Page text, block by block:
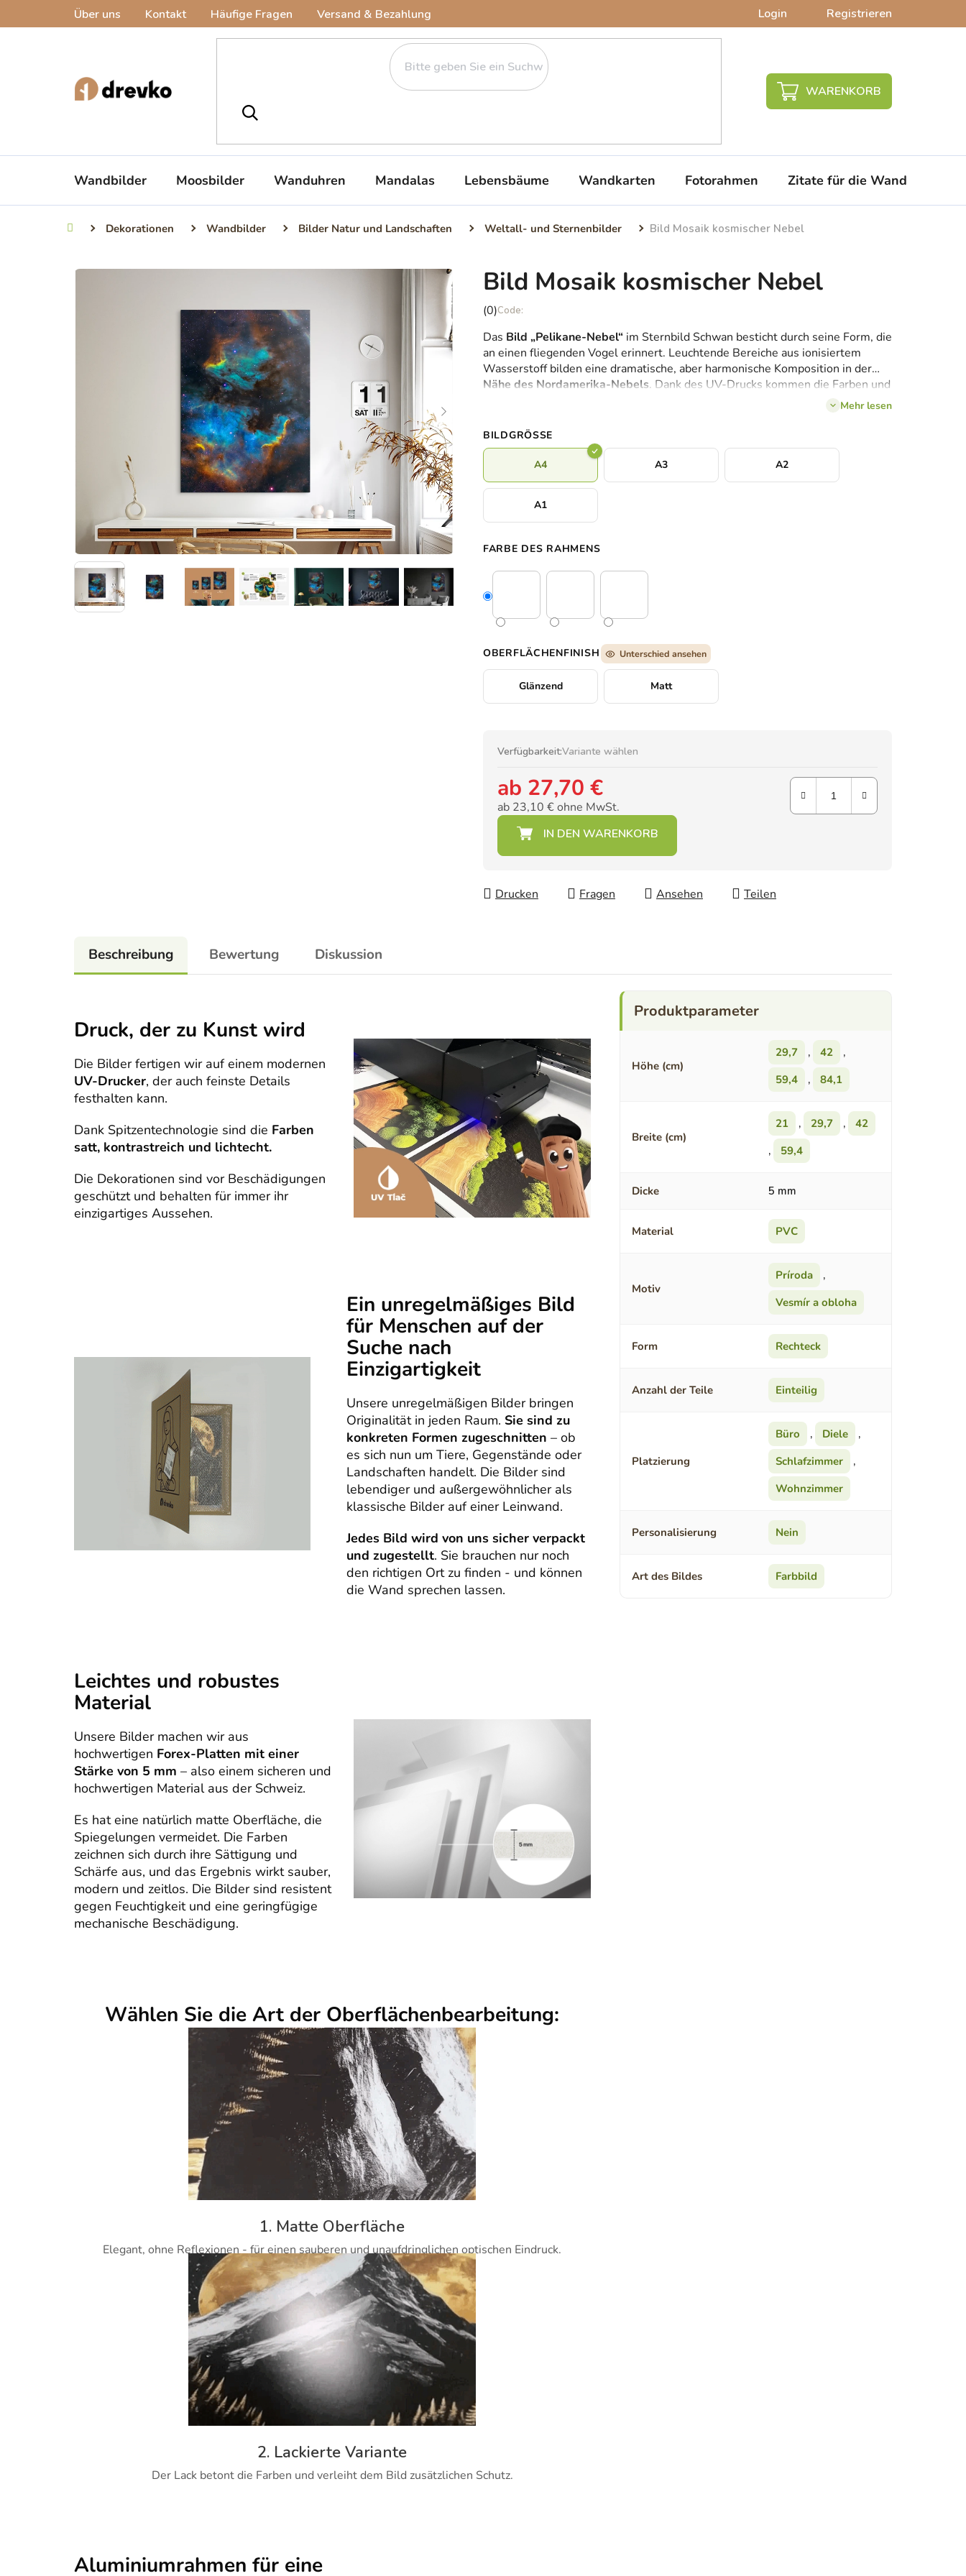
Über uns Kontakt Häufige Fragen Versand & Bezahlung Login Registrieren
WARENKORB
Wandbilder Moosbilder Wanduhren Mandalas Lebensbäume Wandkarten Fotorahmen Zitate für die Wand
StartseiteDekorationen Wandbilder Bilder Natur und Landschaften Weltall- und Sternenbilder Bild Mosaik kosmischer Nebel
Bild Mosaik kosmischer Nebel
Die
Produktbewertung
ist
0,0
von
(0)
Das Bild „Pelikane-Nebel“ im Sternbild Schwan besticht durch seine Form, die
an einen fliegenden Vogel erinnert. Leuchtende Bereiche aus ionisiertem
Wasserstoff bilden eine dramatische, aber harmonische Komposition in der
Nähe des Nordamerika-Nebels. Dank des UV-Drucks kommen die Farben und
Strukturen besonders gut zur Geltung, sodass sich das Bild gut in ein Mehr lesen
BILDGRÖSSE
A4 A3 A2
A1
FARBE DES RAHMENS
OBERFLÄCHENFINISH Unterschied ansehen
Glänzend Matt
Verfügbarkeit:Variante wählen
ab 27,70 €
ab 23,10 €ohne MwSt.
Verkaufspreis:
Drucken Fragen Ansehen Teilen
Beschreibung Bewertung Diskussion
Druck, der zu Kunst wird
Die Bilder fertigen wir auf einem modernen
UV-Drucker, der auch feinste Details
festhalten kann.
Dank Spitzentechnologie sind die Farben
satt, kontrastreich und lichtecht.
Die Dekorationen sind vor Beschädigungen
geschützt und behalten für immer ihr
einzigartiges Aussehen.
Ein unregelmäßiges Bild
für Menschen auf der
Suche nach
Einzigartigkeit
Unsere unregelmäßigen Bilder bringen
Originalität in jeden Raum. Sie sind zu
konkreten Formen zugeschnitten – ob
es sich nun um Tiere, Gegenstände oder
Landschaften handelt. Die Bilder sind
lebendiger und außergewöhnlicher als
klassische Bilder auf einer Leinwand.
Jedes Bild wird von uns sicher verpackt
und zugestellt. Sie brauchen nur noch
den richtigen Ort zu finden - und können
die Wand sprechen lassen.
Leichtes und robustes
Material
Unsere Bilder machen wir aus
hochwertigen Forex-Platten mit einer
Stärke von 5 mm – also einem sicheren und
hochwertigen Material aus der Schweiz.
Es hat eine natürlich matte Oberfläche, die
Spiegelungen vermeidet. Die Farben
zeichnen sich durch ihre Sättigung und
Schärfe aus, und das Ergebnis wirkt sauber,
modern und zeitlos. Die Bilder sind resistent
gegen Feuchtigkeit und eine geringfügige
mechanische Beschädigung.
Wählen Sie die Art der Oberflächenbearbeitung:
1. Matte Oberfläche
Elegant, ohne Reflexionen - für einen sauberen und unaufdringlichen optischen Eindruck.
2. Lackierte Variante
Der Lack betont die Farben und verleiht dem Bild zusätzlichen Schutz.
Aluminiumrahmen für eine
Höhe (cm)
29,7 , 42
,
59,4
, 84,1
Breite (cm)
21 , 29,7 ,
42
,
59,4
Dicke 5 mm
Material PVC
Motiv
Príroda
,
Vesmír a obloha
Form Rechteck
Anzahl der Teile Einteilig
Platzierung
Büro , Diele
,
Schlafzimmer
,
Wohnzimmer
Personalisierung Nein
Art des Bildes Farbbild